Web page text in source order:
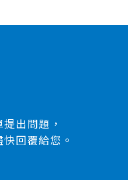
出問題，
回覆給您。